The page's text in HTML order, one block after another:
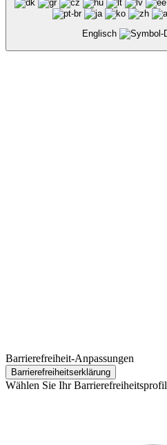
Englisch
Barrierefreiheit-Anpassungen
Barrierefreiheits­erklärung
Wählen Sie Ihr Barrierefreiheitsprofil